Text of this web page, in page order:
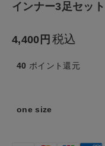
全ての商品
インナー3足セット
4,400 税込
40 ポイント還元
one size